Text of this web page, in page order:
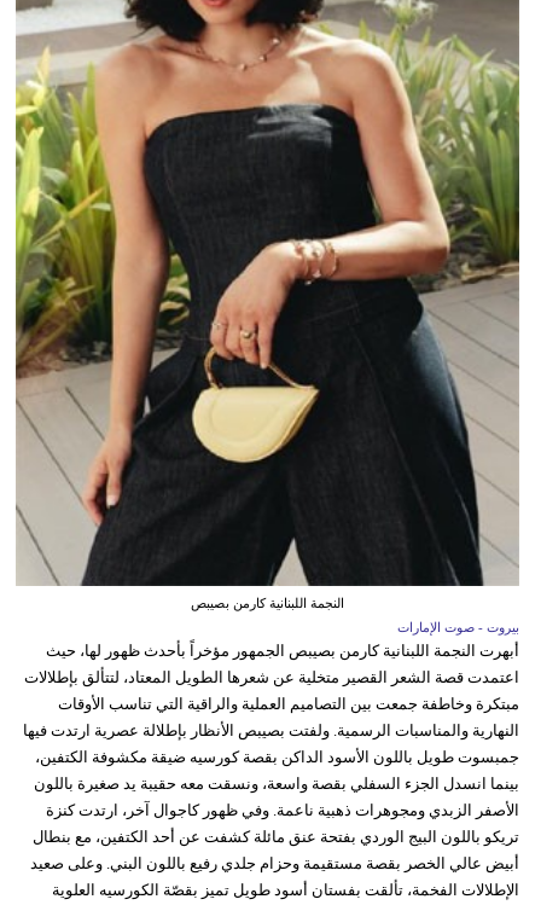
النجمة اللبنانية كارمن بصيبص
بيروت - صوت الإمارات
أبهرت النجمة اللبنانية كارمن بصيبص الجمهور مؤخراً بأحدث ظهور لها، حيث
اعتمدت قصة الشعر القصير متخلية عن شعرها الطويل المعتاد، لتتألق بإطلالات
مبتكرة وخاطفة جمعت بين التصاميم العملية والراقية التي تناسب الأوقات
النهارية والمناسبات الرسمية. ولفتت بصيبص الأنظار بإطلالة عصرية ارتدت فيها
جمبسوت طويل باللون الأسود الداكن بقصة كورسيه ضيقة مكشوفة الكتفين،
بينما انسدل الجزء السفلي بقصة واسعة، ونسقت معه حقيبة يد صغيرة باللون
الأصفر الزبدي ومجوهرات ذهبية ناعمة. وفي ظهور كاجوال آخر، ارتدت كنزة
تريكو باللون البيج الوردي بفتحة عنق مائلة كشفت عن أحد الكتفين، مع بنطال
أبيض عالي الخصر بقصة مستقيمة وحزام جلدي رفيع باللون البني. وعلى صعيد
الإطلالات الفخمة، تألقت بفستان أسود طويل تميز بقصّة الكورسيه العلوية